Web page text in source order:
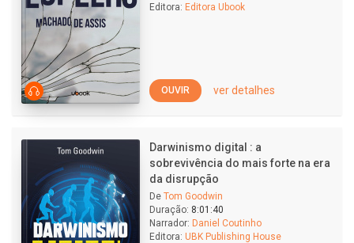
Editora: Editora Ubook
OUVIR ver detalhes
Darwinismo digital : a
sobrevivência do mais forte na era
da disrupção
De Tom Goodwin
Duração: 8:01:40
Narrador: Daniel Coutinho
Editora: UBK Publishing House